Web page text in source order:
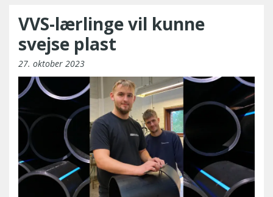
VVS-lærlinge vil kunne
svejse plast
27. oktober 2023